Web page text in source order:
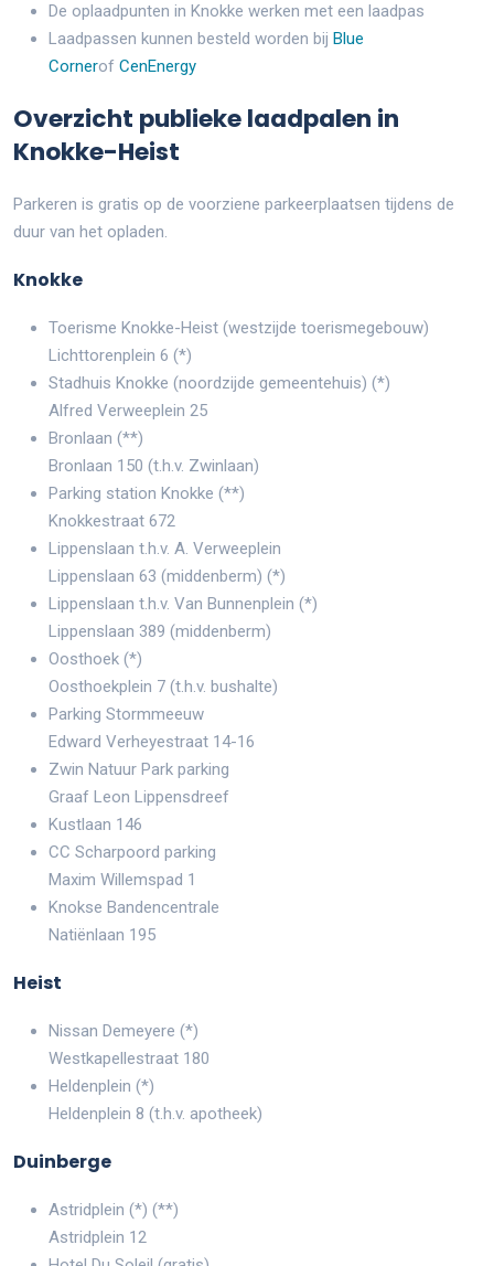
De oplaadpunten in Knokke werken met een laadpas
Laadpassen kunnen besteld worden bij Blue
Cornerof CenEnergy
Overzicht publieke laadpalen in
Knokke-Heist
Parkeren is gratis op de voorziene parkeerplaatsen tijdens de
duur van het opladen.
Knokke
Toerisme Knokke-Heist (westzijde toerismegebouw)
Lichttorenplein 6 (*)
Stadhuis Knokke (noordzijde gemeentehuis) (*)
Alfred Verweeplein 25
Bronlaan (**)
Bronlaan 150 (t.h.v. Zwinlaan)
Parking station Knokke (**)
Knokkestraat 672
Lippenslaan t.h.v. A. Verweeplein
Lippenslaan 63 (middenberm) (*)
Lippenslaan t.h.v. Van Bunnenplein (*)
Lippenslaan 389 (middenberm)
Oosthoek (*)
Oosthoekplein 7 (t.h.v. bushalte)
Parking Stormmeeuw
Edward Verheyestraat 14-16
Zwin Natuur Park parking
Graaf Leon Lippensdreef
Kustlaan 146
CC Scharpoord parking
Maxim Willemspad 1
Knokse Bandencentrale
Natiënlaan 195
Heist
Nissan Demeyere (*)
Westkapellestraat 180
Heldenplein (*)
Heldenplein 8 (t.h.v. apotheek)
Duinberge
Astridplein (*) (**)
Astridplein 12